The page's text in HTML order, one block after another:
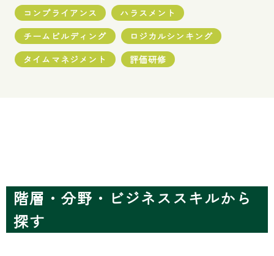
コンプライアンス
ハラスメント
チームビルディング
ロジカルシンキング
タイムマネジメント
評価研修
階層・分野・ビジネススキルから
探す